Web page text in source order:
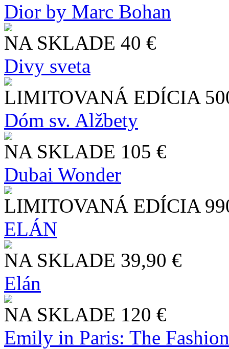
Dior by Marc Bohan
NA SKLADE 40 €
Divy sveta
LIMITOVANÁ EDÍCIA
Dóm sv. Alžbety
NA SKLADE 105 €
Dubai Wonder
LIMITOVANÁ EDÍCIA
ELÁN
NA SKLADE 39,90 €
Elán
NA SKLADE 120 €
Emily in Paris: The